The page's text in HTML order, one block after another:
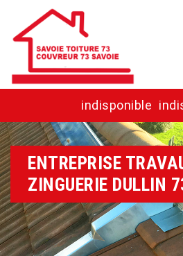
indisponible
ENTREPRISE
ZINGUERIE DULLIN